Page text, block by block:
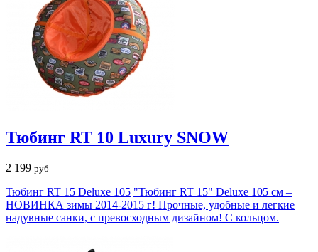
Тюбинг RT 10 Luxury SNOW
2 199 руб
Тюбинг RT 15 Deluxe 105 "Тюбинг RT 15" Deluxe 105 см –
НОВИНКА зимы 2014-2015 г! Прочные, удобные и легкие
надувные санки, с превосходным дизайном! С кольцом.